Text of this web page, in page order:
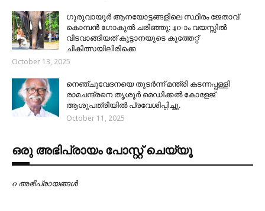
ഗുരുവായൂർ ആനയോട്ടങ്ങളിലെ സ്ഥിരം ജേതാവ്
കൊമ്പൻ ഗോകുൽ ചരിഞ്ഞു; 40-ാം വയസ്സിൽ
വിടവാങ്ങിയത് കൂട്ടാനയുടെ കുത്തേറ്റ്
ചികിത്സയിലിരിക്കെ
October 13, 2025
നെഞ്ചുവേദനയെ തുടർന്ന് മന്ത്രി കടന്നപ്പള്ളി
രാമചന്ദ്രനെ തൃശൂർ മെഡിക്കൽ കോളേജ്
ആശുപത്രിയിൽ പ്രവേശിപ്പിച്ചു.
October 11, 2025
ഒരു അഭിപ്രായം പോസ്റ്റ് ചെയ്യൂ
0 അഭിപ്രായങ്ങള്‍